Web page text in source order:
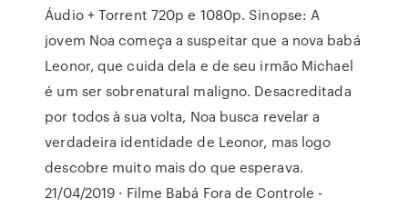
Áudio + Torrent 720p e 1080p. Sinopse: A
jovem Noa começa a suspeitar que a nova babá
Leonor, que cuida dela e de seu irmão Michael
é um ser sobrenatural maligno. Desacreditada
por todos à sua volta, Noa busca revelar a
verdadeira identidade de Leonor, mas logo
descobre muito mais do que esperava.
21/04/2019 · Filme Babá Fora de Controle -